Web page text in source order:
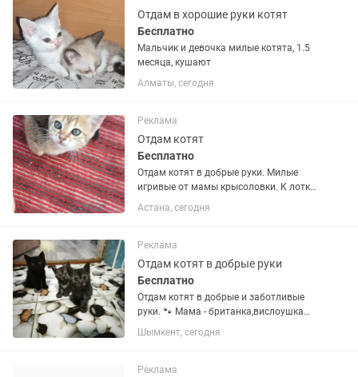
Отдам в хорошие руки котят
Бесплатно
Мальчик и девочка милые котята, 1.5
месяца, кушают
Алматы, сегодня
Реклама
Отдам котят
Бесплатно
Отдам котят в добрые руки. Милые
игривые от мамы крысоловки. К лотку
приучены, всеядны, с малых лет уже
охотники) возможна доставка
Астана, сегодня
Реклама
Отдам котят в добрые руки
Бесплатно
Отдам котят в добрые и заботливые
руки. 🐾 Мама - британка,вислоушка
Папа - домашний кот дворянской
породы. Котята - 2 мальчика,на
мальчик черный и девочка-
Шымкент, сегодня
Реклама